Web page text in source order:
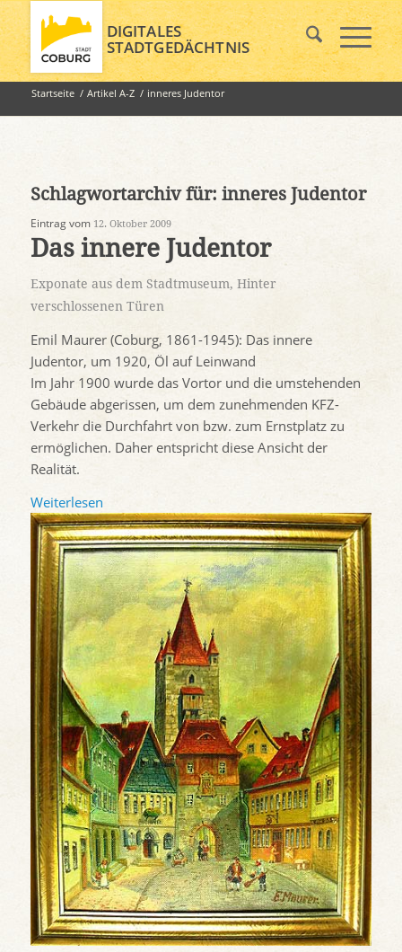
DIGITALES
STADTGEDÄCHTNIS
Startseite / Artikel A-Z / inneres Judentor
Schlagwortarchiv für: inneres Judentor
Eintrag vom 12. Oktober 2009
Das innere Judentor
Exponate aus dem Stadtmuseum, Hinter
verschlossenen Türen
Emil Maurer (Coburg, 1861-1945): Das innere
Judentor, um 1920, Öl auf Leinwand
Im Jahr 1900 wurde das Vortor und die umstehenden
Gebäude abgerissen, um dem zunehmenden KFZ-
Verkehr die Durchfahrt von bzw. zum Ernstplatz zu
ermöglichen. Daher entspricht diese Ansicht der
Realität.
Weiterlesen